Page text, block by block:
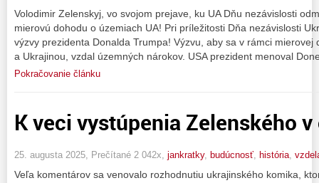
Volodimir Zelenskyj, vo svojom prejave, ku UA Dňu nezávislosti
mierovú dohodu o územiach UA! Pri príležitosti Dňa nezávislosti
výzvy prezidenta Donalda Trumpa! Výzvu, aby sa v rámci
a Ukrajinou, vzdal územných nárokov. USA prezident menoval
Pokračovanie článku
K veci vystúpenia Zelenského
25. augusta 2025, Prečítané 2 042x, jankratky, budúcnosť história
Veľa komentárov sa venovalo rozhodnutiu ukrajinského komika,